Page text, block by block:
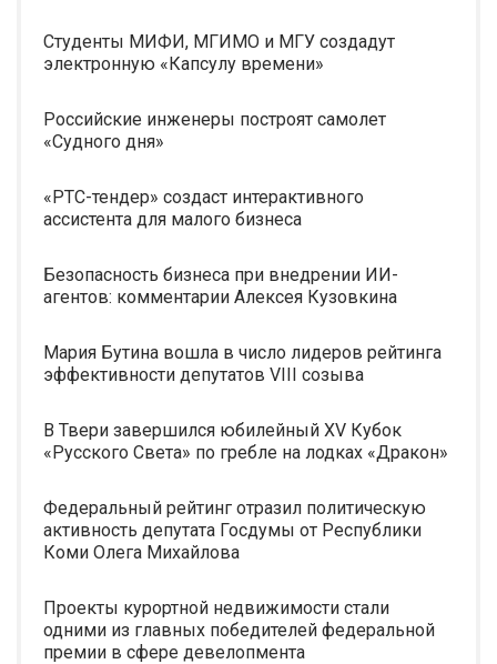
Студенты МИФИ, МГИМО и МГУ создадут
электронную «Капсулу времени»
Российские инженеры построят самолет
«Судного дня»
«РТС-тендер» создаст интерактивного
ассистента для малого бизнеса
Безопасность бизнеса при внедрении ИИ-
агентов: комментарии Алексея Кузовкина
Мария Бутина вошла в число лидеров рейтинга
эффективности депутатов VIII созыва
В Твери завершился юбилейный XV Кубок
«Русского Света» по гребле на лодках «Дракон»
Федеральный рейтинг отразил политическую
активность депутата Госдумы от Республики
Коми Олега Михайлова
Проекты курортной недвижимости стали
одними из главных победителей федеральной
премии в сфере девелопмента